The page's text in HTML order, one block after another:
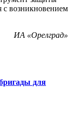
с возникновением
ИА «Орелград»
для